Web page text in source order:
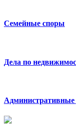
Cемейные споры
Дела по
Административные